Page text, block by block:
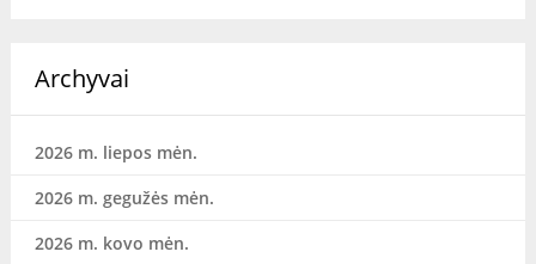
Archyvai
2026 m. liepos mėn.
2026 m. gegužės mėn.
2026 m. kovo mėn.